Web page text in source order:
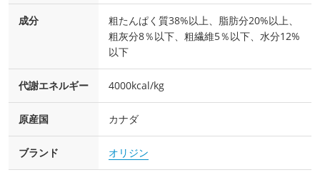
成分
粗たんぱく質38%以上、脂肪分20%以上、
粗灰分8％以下、粗繊維5％以下、水分12%
以下
代謝エネルギー 4000kcal/kg
原産国 カナダ
ブランド オリジン